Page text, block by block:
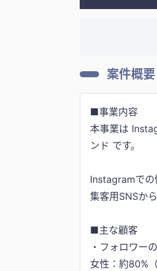
案件概要
■事業内容
本事業は
ンド です。
Instagramでの
集客用SNSか
■主な顧客
・フォロワー
女性：約80%